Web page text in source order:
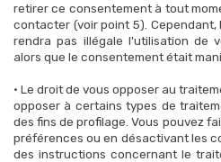
retirer ce consentement à tout
contacter (voir point 5).
rendra pas illégale l'utilisation de
alors que le consentement était
• Le droit de vous opposer au
opposer à certains types de
des fins de profilage. Vous pouvez
préférences ou en désactivant les
des instructions concernant le